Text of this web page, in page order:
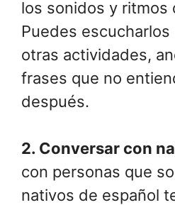
los sonidos y ritmos
Puedes
otras actividades,
frases que no
después.
2. Conversar con
con personas que
nativos de español